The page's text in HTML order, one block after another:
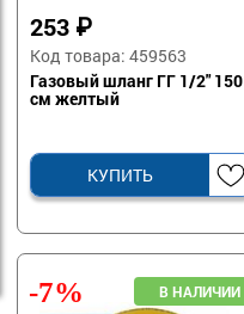
253 ₽
Код товара: 459563
Газовый шланг ГГ 1/2" 150
см желтый
КУПИТЬ
-7%